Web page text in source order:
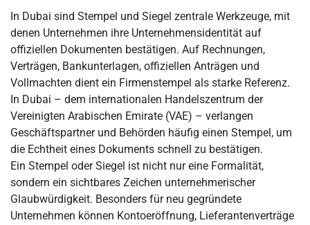
In Dubai sind Stempel und Siegel zentrale Werkzeuge, mit
denen Unternehmen ihre Unternehmensidentität auf
offiziellen Dokumenten bestätigen. Auf Rechnungen,
Verträgen, Bankunterlagen, offiziellen Anträgen und
Vollmachten dient ein Firmenstempel als starke Referenz.
In Dubai – dem internationalen Handelszentrum der
Vereinigten Arabischen Emirate (VAE) – verlangen
Geschäftspartner und Behörden häufig einen Stempel, um
die Echtheit eines Dokuments schnell zu bestätigen.
Ein Stempel oder Siegel ist nicht nur eine Formalität,
sondern ein sichtbares Zeichen unternehmerischer
Glaubwürdigkeit. Besonders für neu gegründete
Unternehmen können Kontoeröffnung, Lieferantenverträge